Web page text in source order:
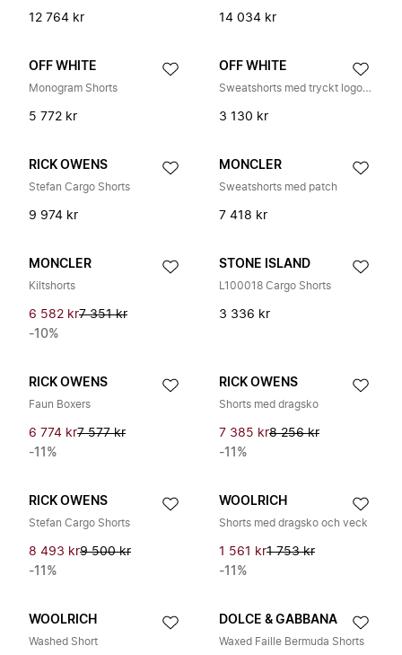
12 764 kr 14 034 kr
OFF WHITE
Monogram Shorts
5 772 kr
OFF WHITE
Sweatshorts med tryckt logotyp
3 130 kr
RICK OWENS
Stefan Cargo Shorts
9 974 kr
MONCLER
Sweatshorts med patch
7 418 kr
MONCLER
Kiltshorts
6 582 kr7 351 kr
-10%
STONE ISLAND
L100018 Cargo Shorts
3 336 kr
RICK OWENS
Faun Boxers
6 774 kr7 577 kr
-11%
RICK OWENS
Shorts med dragsko
7 385 kr8 256 kr
-11%
RICK OWENS
Stefan Cargo Shorts
8 493 kr9 500 kr
-11%
WOOLRICH
Shorts med dragsko och veck
1 561 kr1 753 kr
-11%
WOOLRICH
Washed Short
DOLCE & GABBANA
Waxed Faille Bermuda Shorts